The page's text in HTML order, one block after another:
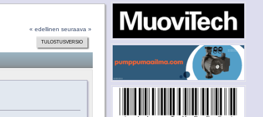
« edellinen seuraava »
TULOSTUSVERSIO